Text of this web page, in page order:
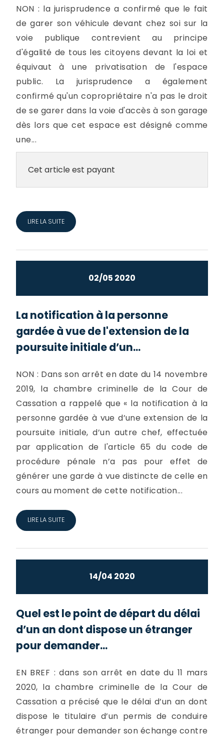
NON : la jurisprudence a confirmé que le fait
de garer son véhicule devant chez soi sur la
voie publique contrevient au principe
d'égalité de tous les citoyens devant la loi et
équivaut à une privatisation de l'espace
public. La jurisprudence a également
confirmé qu'un copropriétaire n'a pas le droit
de se garer dans la voie d'accès à son garage
dès lors que cet espace est désigné comme
une...
Cet article est payant
LIRE LA SUITE
02/05 2020
La notification à la personne
gardée à vue de l'extension de la
poursuite initiale d’un...
NON : Dans son arrêt en date du 14 novembre
2019, la chambre criminelle de la Cour de
Cassation a rappelé que « la notification à la
personne gardée à vue d’une extension de la
poursuite initiale, d’un autre chef, effectuée
par application de l'article 65 du code de
procédure pénale n’a pas pour effet de
générer une garde à vue distincte de celle en
cours au moment de cette notification...
LIRE LA SUITE
14/04 2020
Quel est le point de départ du délai
d’un an dont dispose un étranger
pour demander...
EN BREF : dans son arrêt en date du 11 mars
2020, la chambre criminelle de la Cour de
Cassation a précisé que le délai d’un an dont
dispose le titulaire d’un permis de conduire
étranger pour demander son échange contre